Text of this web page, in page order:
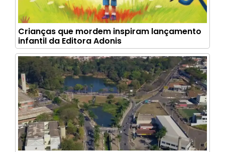
Crianças que mordem inspiram lançamento
infantil da Editora Adonis